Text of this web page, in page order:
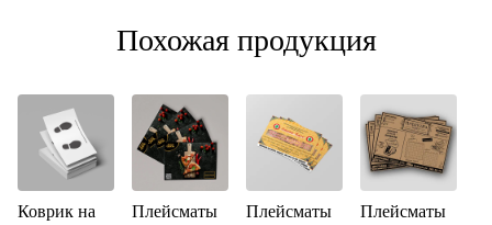
Похожая продукция
Коврик на
Плейсматы
Плейсматы
Плейсматы